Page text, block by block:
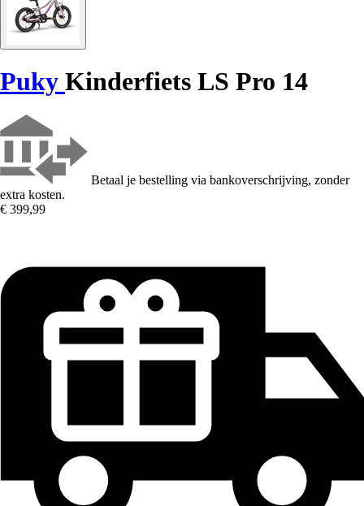
Puky Kinderfiets LS Pro 14
Betaal je bestelling via bankoverschrijving, zonder
extra kosten.
€ 399,99